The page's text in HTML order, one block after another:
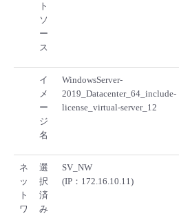
ト
ソ
ー
ス
イ
メ
ー
ジ
名
WindowsServer-
2019_Datacenter_64_include-
license_virtual-server_12
ネ
ッ
ト
ワ
選
択
済
み
SV_NW
(IP：172.16.10.11)